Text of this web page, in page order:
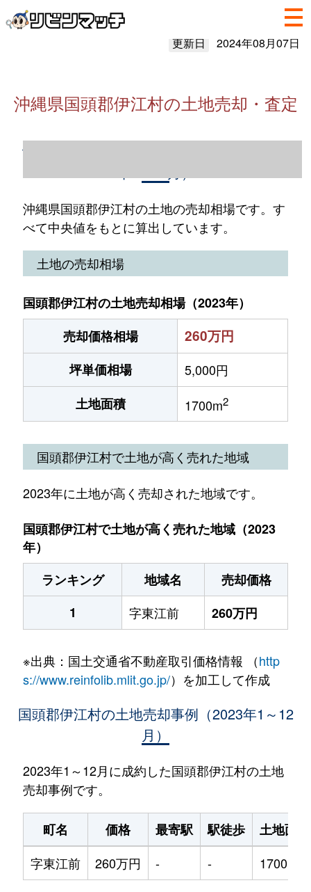
更新日 2024年08月07日
沖縄県国頭郡伊江村の土地売却・査定
沖縄県国頭郡伊江村の土地売却情報（2023
沖縄県国頭郡伊江村の土地の売却相場です。す
べて中央値をもとに算出しています。
土地の売却相場
国頭郡伊江村の土地売却相場（2023年）
売却価格相場
260万円
坪単価相場
5,000円
土地面積
1700m2
国頭郡伊江村で土地が高く売れた地域
2023年に土地が高く売却された地域です。
国頭郡伊江村で土地が高く売れた地域（2023
年）
ランキング
地域名
売却価格
1
字東江前 260万円
※出典：国土交通省不動産取引価格情報 （http
s://www.reinfolib.mlit.go.jp/）を加工して作成
国頭郡伊江村の土地売却事例（2023年1～12
月）
2023年1～12月に成約した国頭郡伊江村の土地
売却事例です。
町名 価格 最寄駅 駅徒歩
土地面積
字東江前
260万円 - - 1700m²